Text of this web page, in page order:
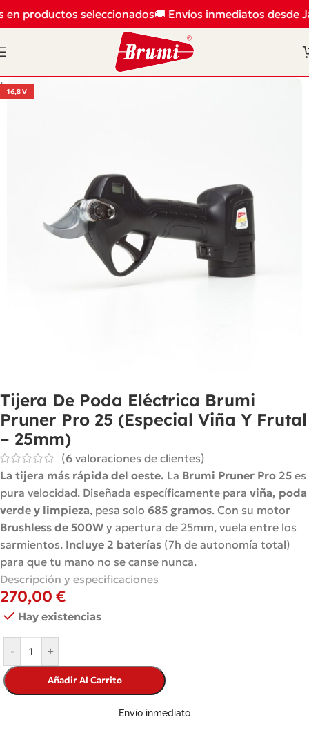
productos seleccionados🚚 Envíos inmediatos desde
Inicio/Poda
16,8 V
Tijera De Poda Eléctrica Brumi
Pruner Pro 25 (Especial Viña Y Frutal
– 25mm)
(6 valoraciones de clientes)
La tijera más rápida del oeste. La Brumi Pruner Pro 25 es
pura velocidad. Diseñada específicamente para viña, poda
verde y limpieza, pesa solo 685 gramos. Con su motor
Brushless de 500W y apertura de 25mm, vuela entre los
sarmientos. Incluye 2 baterías (7h de autonomía total)
para que tu mano no se canse nunca.
Descripción y especificaciones
270,00 €
Hay existencias
- +
Añadir Al Carrito
Envío inmediato